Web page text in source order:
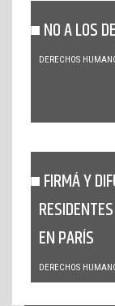
NO A LOS
DERECHOS
FIRMÁ Y
EN PARÍS
DERECHOS